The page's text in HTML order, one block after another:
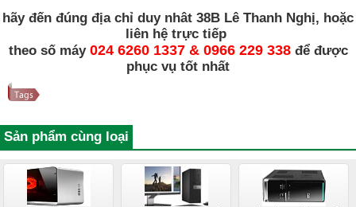
hãy đến đúng địa chỉ duy nhât 38B Lê Thanh Nghị, hoặc
liên hệ trực tiếp
theo số máy 024 6260 1337 & 0966 229 338 để được
phục vụ tốt nhất
Sản phẩm cùng loại